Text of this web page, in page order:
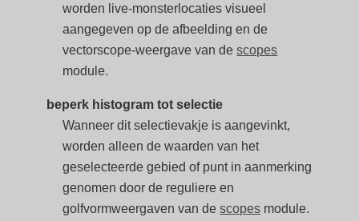
worden live-monsterlocaties visueel
aangegeven op de afbeelding en de
vectorscope-weergave van descopes
module.
beperk histogram tot selectie
Wanneer dit selectievakje is aangevinkt,
worden alleen de waarden van het
geselecteerde gebied of punt in aanmerking
genomen door de reguliere en
golfvormweergaven van descopes module.